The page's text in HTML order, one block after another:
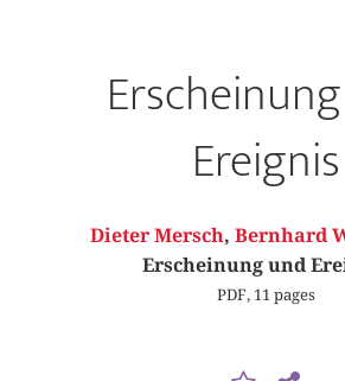
Ereignis
Dieter Mersch, Bernhard
Erscheinung und
PDF, 11 pages